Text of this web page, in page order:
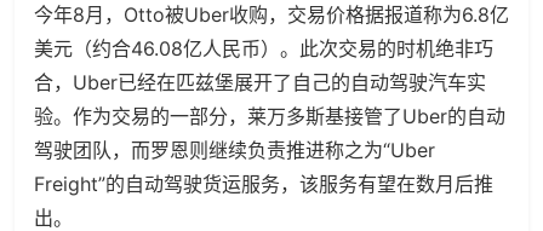
今年8月，Otto被Uber收购，交易价格据报道称为6.8亿
美元（约合46.08亿人民币）。此次交易的时机绝非巧
合，Uber已经在匹兹堡展开了自己的自动驾驶汽车实
验。作为交易的一部分，莱万多斯基接管了Uber的自动
驾驶团队，而罗恩则继续负责推进称之为“Uber
Freight”的自动驾驶货运服务，该服务有望在数月后推
出。